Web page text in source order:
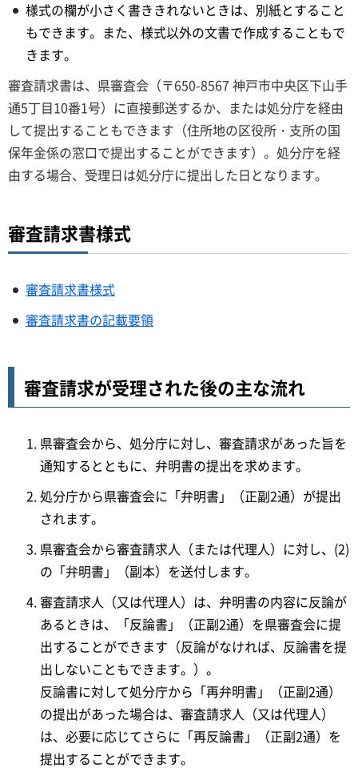
様式の欄が小さく書ききれないときは、別紙とすること
もできます。また、様式以外の文書で作成することもで
きます。
審査請求書は、県審査会（〒650-8567 神戸市中央区下山手
通5丁目10番1号）に直接郵送するか、または処分庁を経由
して提出することもできます（住所地の区役所・支所の国
保年金係の窓口で提出することができます）。処分庁を経
由する場合、受理日は処分庁に提出した日となります。
審査請求書様式
審査請求書様式
審査請求書の記載要領
審査請求が受理された後の主な流れ
県審査会から、処分庁に対し、審査請求があった旨を
通知するとともに、弁明書の提出を求めます。
処分庁から県審査会に「弁明書」（正副2通）が提出
されます。
県審査会から審査請求人（または代理人）に対し、(2)
の「弁明書」（副本）を送付します。
審査請求人（又は代理人）は、弁明書の内容に反論が
あるときは、「反論書」（正副2通）を県審査会に提
出することができます（反論がなければ、反論書を提
出しないこともできます。）。
反論書に対して処分庁から「再弁明書」（正副2通）
の提出があった場合は、審査請求人（又は代理人）
は、必要に応じてさらに「再反論書」（正副2通）を
提出することができます。